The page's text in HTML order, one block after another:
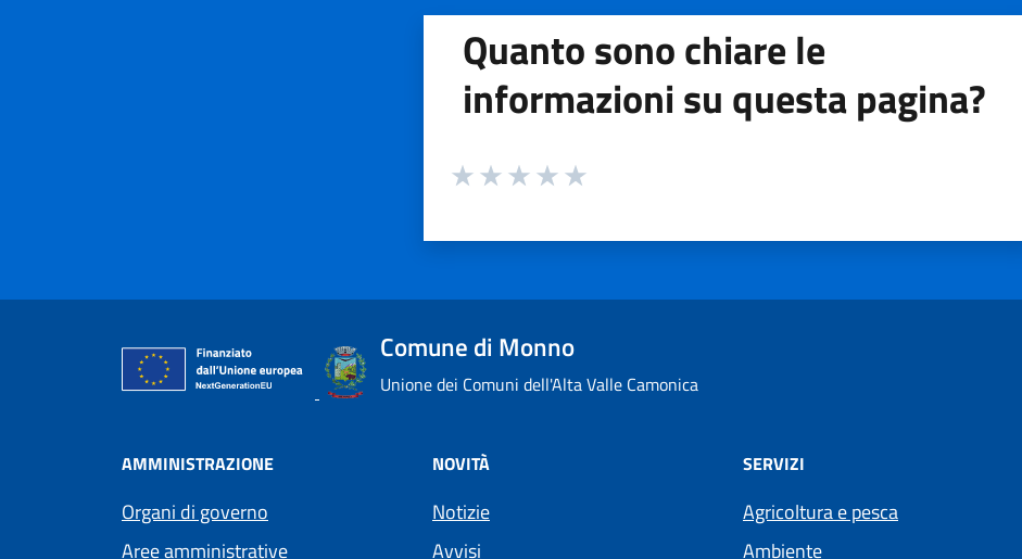
Quanto sono chiare le
informazioni su questa pagina?
Valuta da 1 a 5 stelle la pagina
Comune di Monno
Unione dei Comuni dell'Alta Valle Camonica
AMMINISTRAZIONE
Organi di governo
Aree amministrative
NOVITÀ
Notizie
Avvisi
SERVIZI
Agricoltura e pesca
Ambiente